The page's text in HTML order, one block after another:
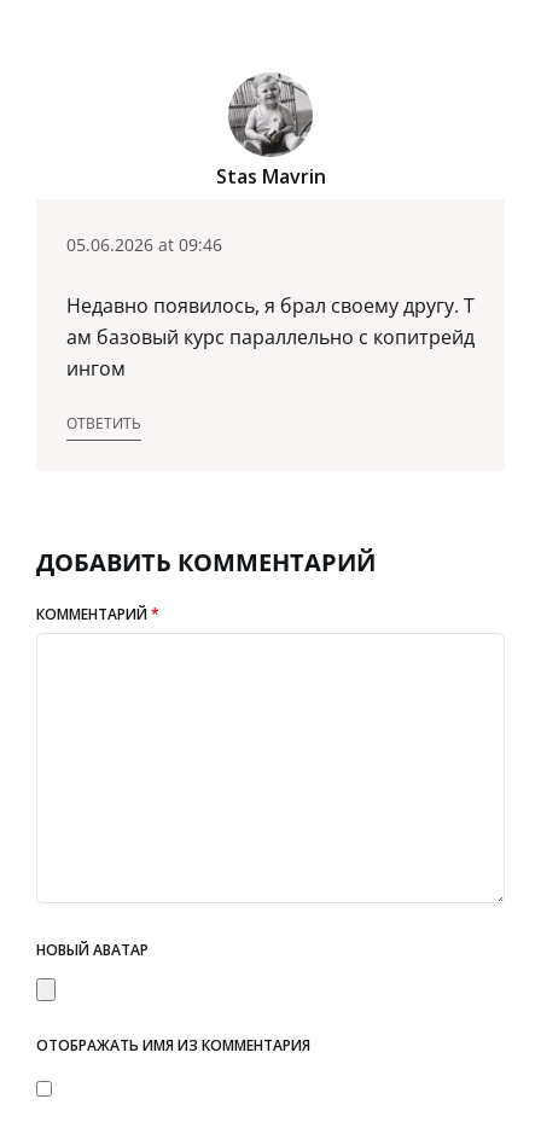
Stas Mavrin
05.06.2026 at 09:46
Недавно появилось, я брал своему другу. Т
ам базовый курс параллельно с копитрейд
ингом
ОТВЕТИТЬ
ДОБАВИТЬ КОММЕНТАРИЙ
КОММЕНТАРИЙ*
НОВЫЙ АВАТАР
ОТОБРАЖАТЬ ИМЯ ИЗ КОММЕНТАРИЯ